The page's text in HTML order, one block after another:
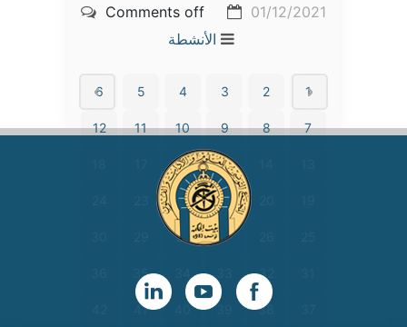
01/12/2021
Comments off
الأنشطة
1
2
3
4
5
6
7
8
9
10
11
12
15
16
21
22
27
28
32
35
38
39
40
41